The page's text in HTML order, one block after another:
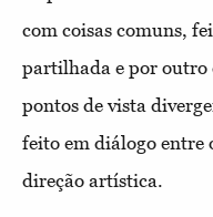
com coisas comuns,
partilhada e por outro
pontos de vista
feito em diálogo entre
direção artística.